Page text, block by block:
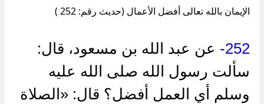
الإيمان بالله تعالى أفضل الأعمال (حديث رقم: 252 )
252-
عن عبد الله بن مسعود، قال:
سألت رسول الله صلى الله عليه
وسلم أي العمل أفضل؟ قال: «الصلاة